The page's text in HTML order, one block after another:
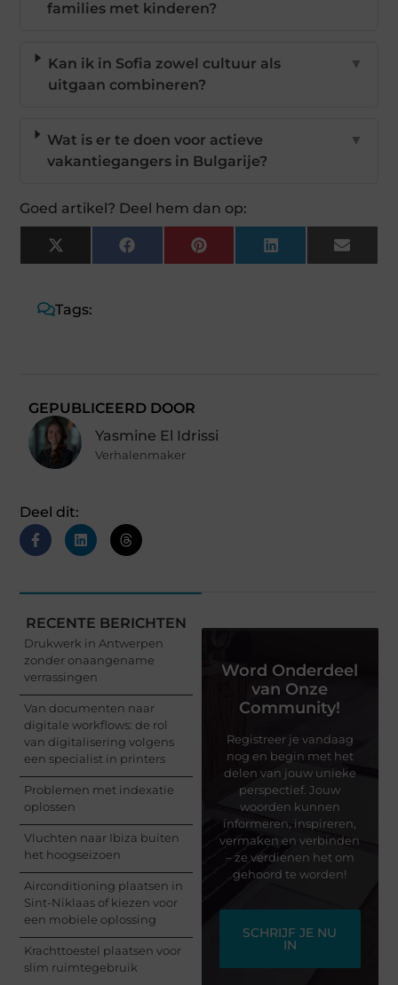
families met kinderen?
Kan ik in Sofia zowel cultuur als
uitgaan combineren?
▼
Wat is er te doen voor actieve
vakantiegangers in Bulgarije?
▼
Goed artikel? Deel hem dan op:
X
(Twitter)
FacebookPinterestLinkedIn Email
Tags:
GEPUBLICEERD DOOR
Yasmine El Idrissi
Verhalenmaker
Deel dit:
RECENTE BERICHTEN
Drukwerk in Antwerpen
zonder onaangename
verrassingen
Van documenten naar
digitale workflows: de rol
van digitalisering volgens
een specialist in printers
Problemen met indexatie
oplossen
Vluchten naar Ibiza buiten
het hoogseizoen
Airconditioning plaatsen in
Sint-Niklaas of kiezen voor
een mobiele oplossing
Krachttoestel plaatsen voor
slim ruimtegebruik
Word Onderdeel
van Onze
Community!
Registreer je vandaag
nog en begin met het
delen van jouw unieke
perspectief. Jouw
woorden kunnen
informeren, inspireren,
vermaken en verbinden
– ze verdienen het om
gehoord te worden!
SCHRIJF JE NU
IN